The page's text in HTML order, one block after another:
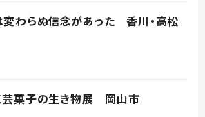
わらぬ信念があった 香川・高松
芸菓子の生き物展 岡山市